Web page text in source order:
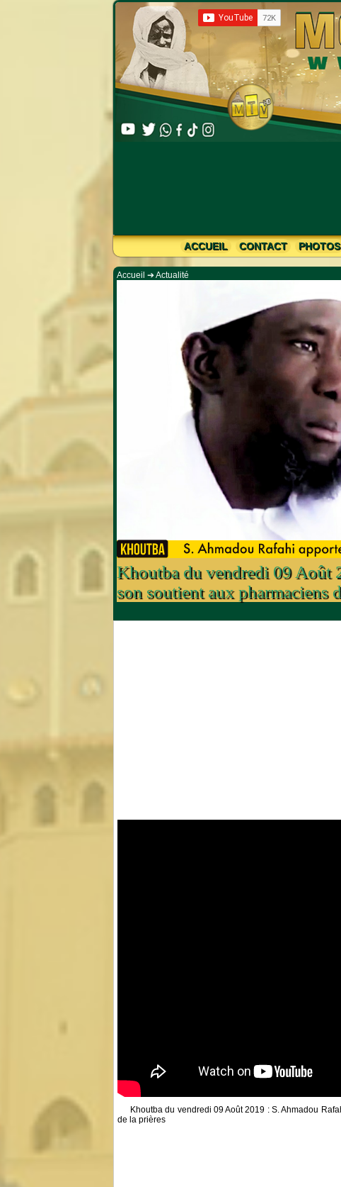
Limahine Bachirine : S.
ACCUEIL CONTACT PHOTOS
Accueil ➔Actualité
Khoutba du vendredi 09 Août
son soutient aux pharmaciens
Khoutba du vendredi 09 Août 2019 : S. Ahmadou
de la prières